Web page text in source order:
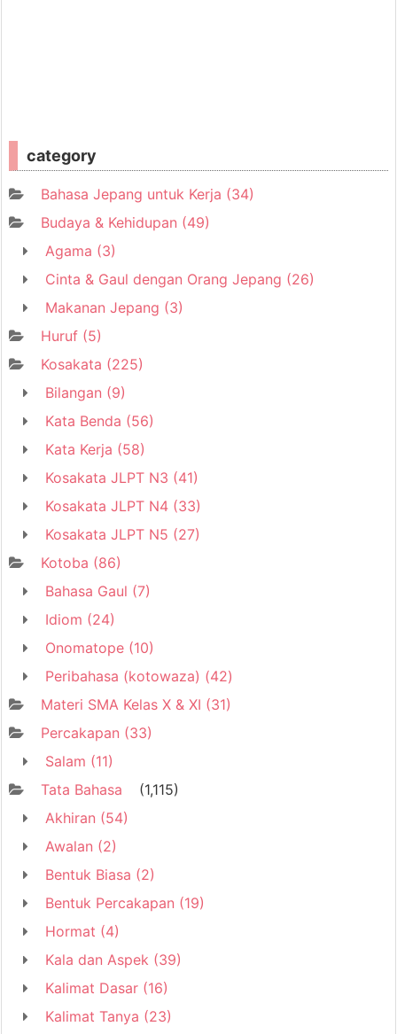
category
Bahasa Jepang untuk Kerja (34)
Budaya & Kehidupan (49)
Agama (3)
Cinta & Gaul dengan Orang Jepang (26)
Makanan Jepang (3)
Huruf (5)
Kosakata (225)
Bilangan (9)
Kata Benda (56)
Kata Kerja (58)
Kosakata JLPT N3 (41)
Kosakata JLPT N4 (33)
Kosakata JLPT N5 (27)
Kotoba (86)
Bahasa Gaul (7)
Idiom (24)
Onomatope (10)
Peribahasa (kotowaza) (42)
Materi SMA Kelas X & XI (31)
Percakapan (33)
Salam (11)
Tata Bahasa
(1,115)
Akhiran (54)
Awalan (2)
Bentuk Biasa (2)
Bentuk Percakapan (19)
Hormat (4)
Kala dan Aspek (39)
Kalimat Dasar (16)
Kalimat Tanya (23)